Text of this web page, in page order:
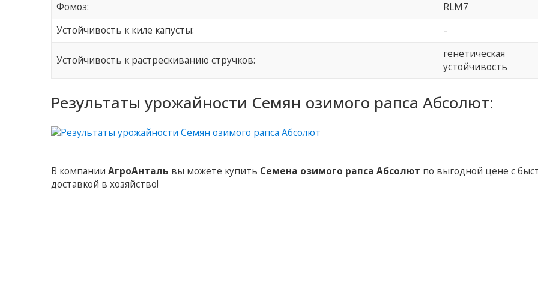
Фомоз:
RLM7
Устойчивость к киле капусты:
–
Устойчивость к растрескиванию стручков:
генетическая
устойчивость
Результаты урожайности Семян озимого рапса Абсолют:
В компанииАгроАнталь вы можете купить Семена озимого рапса Абсолют по выгодной цене с
доставкой в хозяйство!